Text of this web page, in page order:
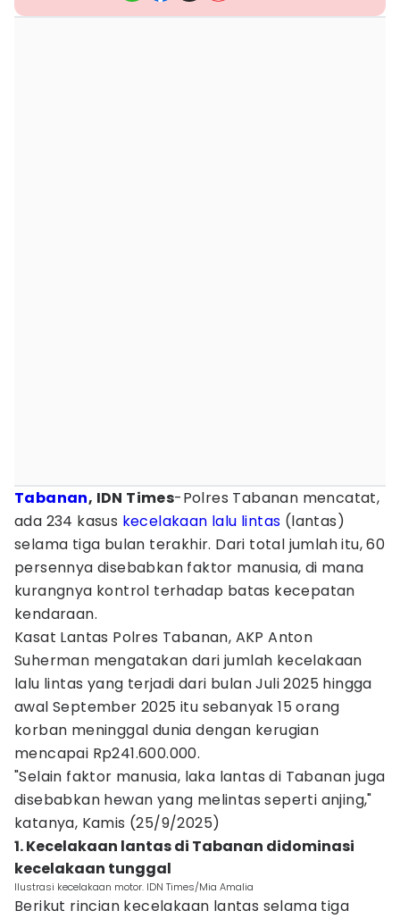
Tabanan, IDN Times-Polres Tabanan mencatat,
ada 234 kasus kecelakaan lalu lintas (lantas)
selama tiga bulan terakhir. Dari total jumlah itu, 60
persennya disebabkan faktor manusia, di mana
kurangnya kontrol terhadap batas kecepatan
kendaraan.
Kasat Lantas Polres Tabanan, AKP Anton
Suherman mengatakan dari jumlah kecelakaan
lalu lintas yang terjadi dari bulan Juli 2025 hingga
awal September 2025 itu sebanyak 15 orang
korban meninggal dunia dengan kerugian
mencapai Rp241.600.000.
"Selain faktor manusia, laka lantas di Tabanan juga
disebabkan hewan yang melintas seperti anjing,"
katanya, Kamis (25/9/2025)
1. Kecelakaan lantas di Tabanan didominasi
kecelakaan tunggal
Ilustrasi kecelakaan motor. IDN Times/Mia Amalia
Berikut rincian kecelakaan lantas selama tiga